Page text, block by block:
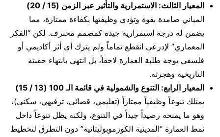
المعيار الثالث: الاستمرارية والتأثير عبر الزمن (15 / 20)
المباني صامدة بقوة وتؤدي وظيفتها بكفاءة ممتازة، مما
يضمن له درجة استمرارية جيدة كمصمم محترف. لكن “الفكر
المعماري” لإدرعي انقطع تماماً ولم يترك أي أثر أكاديمي أو
فلسفي يوجه طلبة العمارة لاحقاً، بل انتهى بانتهاء حقبته
التاريخية وهجرته.
المعيار الرابع: التنوع والشمولية في قائمة الـ 100 (13 / 15)
يمتلك تنوعاً وظيفياً ممتازاً (تعليمي، قضائي، ترفيهي، سكني)،
وهو ما يمنحه رصيداً جيداً في التنوع، ولكنه يظل تنوعاً داخل
نمط العمارة “المدينية الكوزموبوليتانية” دون التطرق لتخطيط